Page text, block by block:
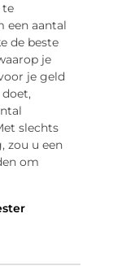
te
een aantal
de beste
je
je geld
slechts
zou u een
om